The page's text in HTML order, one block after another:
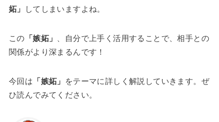
妬」 してしまいますよね。
この 「嫉妬」 、自分で上手く活用することで、相手との
関係がより深まるんです！
今回は 「嫉妬」 をテーマに詳しく解説していきます。ぜ
ひ読んでみてください。